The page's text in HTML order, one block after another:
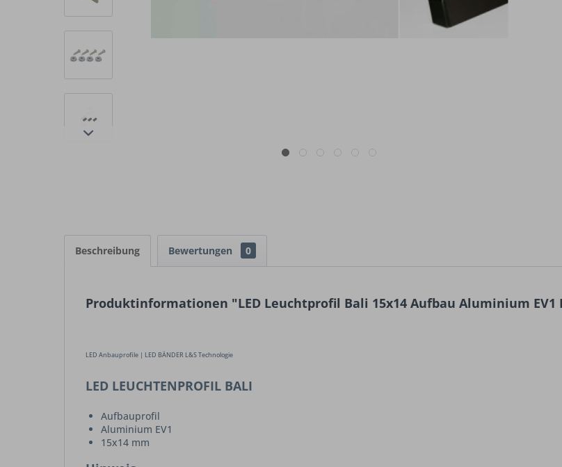
Beschreibung Bewertungen 0
Produktinformationen "LED Leuchtprofil Bali 15x14 Aufbau Aluminium EV1
LED Anbauprofile | LED BÄNDER L&S Technologie
LED LEUCHTENPROFIL BALI
Aufbauprofil
Aluminium EV1
15x14 mm